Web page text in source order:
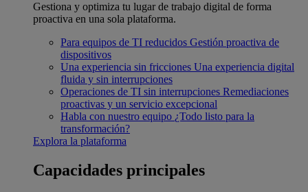
Gestiona y optimiza tu lugar de trabajo digital de forma
proactiva en una sola plataforma.
Para equipos de TI reducidos Gestión proactiva de
dispositivos
Una experiencia sin fricciones Una experiencia digital
fluida y sin interrupciones
Operaciones de TI sin interrupciones Remediaciones
proactivas y un servicio excepcional
Habla con nuestro equipo ¿Todo listo para la
transformación?
Explora la plataforma
Capacidades principales